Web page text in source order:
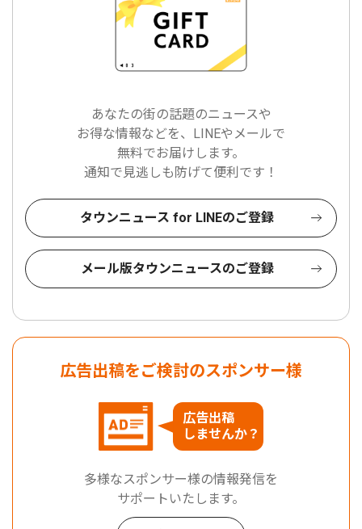
あなたの街の話題のニュースや
お得な情報などを、LINEやメールで
無料でお届けします。
通知で見逃しも防げて便利です！
タウンニュース for LINEのご登録
メール版タウンニュースのご登録
広告出稿をご検討のスポンサー様
広告出稿
しませんか？
多様なスポンサー様の情報発信を
サポートいたします。